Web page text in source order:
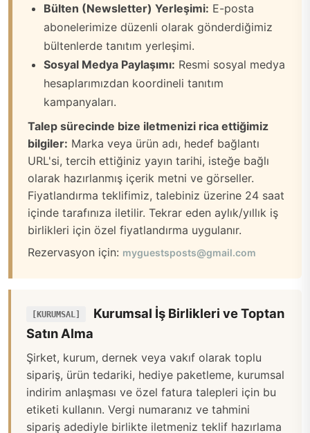
Bülten (Newsletter) Yerleşimi: E-posta
abonelerimize düzenli olarak gönderdiğimiz
bültenlerde tanıtım yerleşimi.
Sosyal Medya Paylaşımı: Resmi sosyal medya
hesaplarımızdan koordineli tanıtım
kampanyaları.
Talep sürecinde bize iletmenizi rica ettiğimiz
bilgiler: Marka veya ürün adı, hedef bağlantı
URL'si, tercih ettiğiniz yayın tarihi, isteğe bağlı
olarak hazırlanmış içerik metni ve görseller.
Fiyatlandırma teklifimiz, talebiniz üzerine 24 saat
içinde tarafınıza iletilir. Tekrar eden aylık/yıllık iş
birlikleri için özel fiyatlandırma uygulanır.
Rezervasyon için: myguestsposts@gmail.com
[KURUMSAL]
Kurumsal İş Birlikleri ve Toptan
Satın Alma
Şirket, kurum, dernek veya vakıf olarak toplu
sipariş, ürün tedariki, hediye paketleme, kurumsal
indirim anlaşması ve özel fatura talepleri için bu
etiketi kullanın. Vergi numaranız ve tahmini
sipariş adediyle birlikte iletmeniz teklif hazırlama